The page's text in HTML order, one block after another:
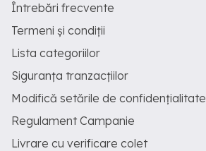
Întrebări frecvente
Termeni și condiții
Lista categoriilor
Siguranța tranzacțiilor
Modifică setările de confidențialitate
Regulament Campanie
Livrare cu verificare colet